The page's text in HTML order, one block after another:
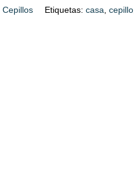
Cepillos Etiquetas: casa cepillo